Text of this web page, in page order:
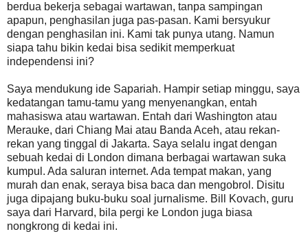
berdua bekerja sebagai wartawan, tanpa sampingan
apapun, penghasilan juga pas-pasan. Kami bersyukur
dengan penghasilan ini. Kami tak punya utang. Namun
siapa tahu bikin kedai bisa sedikit memperkuat
independensi ini?
Saya mendukung ide Sapariah. Hampir setiap minggu, saya
kedatangan tamu-tamu yang menyenangkan, entah
mahasiswa atau wartawan. Entah dari Washington atau
Merauke, dari Chiang Mai atau Banda Aceh, atau rekan-
rekan yang tinggal di Jakarta. Saya selalu ingat dengan
sebuah kedai di London dimana berbagai wartawan suka
kumpul. Ada saluran internet. Ada tempat makan, yang
murah dan enak, seraya bisa baca dan mengobrol. Disitu
juga dipajang buku-buku soal jurnalisme. Bill Kovach, guru
saya dari Harvard, bila pergi ke London juga biasa
nongkrong di kedai ini.